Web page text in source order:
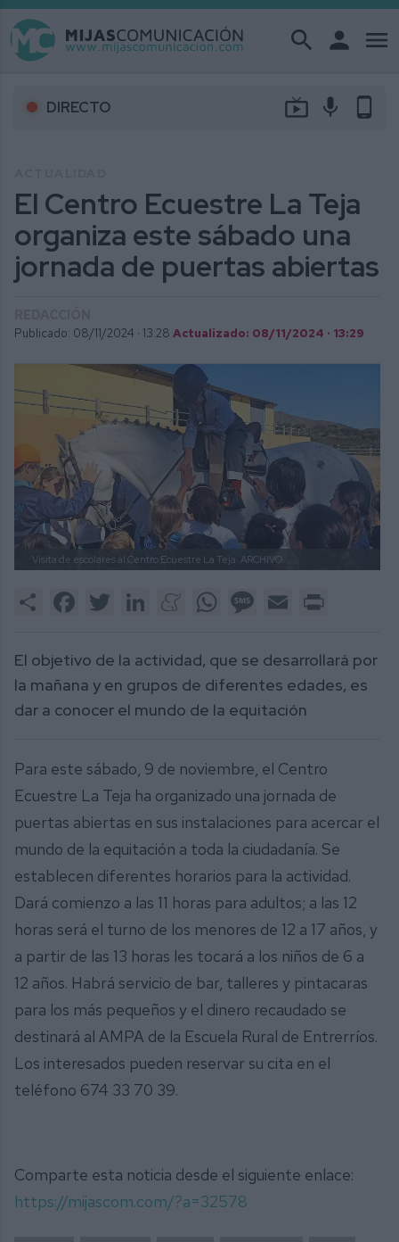
search person menu
DIRECTO live_tv mic phone_android
El Centro Ecuestre La Teja
organiza este sábado una
jornada de puertas abiertas
Publicado: 08/11/2024 · 13:28 Actualizado: 08/11/2024 · 13:29
Visita de escolares al Centro Ecuestre La Teja. ARCHIVO.
Share FacebookTwitter LinkedInMeneameWhatsAppMessage
Email
El objetivo de la actividad, que se desarrollará por
la mañana y en grupos de diferentes edades, es
dar a conocer el mundo de la equitación
Para este sábado, 9 de noviembre, el Centro
Ecuestre La Teja ha organizado una jornada de
puertas abiertas en sus instalaciones para acercar el
mundo de la equitación a toda la ciudadanía. Se
establecen diferentes horarios para la actividad.
Dará comienzo a las 11 horas para adultos; a las 12
horas será el turno de los menores de 12 a 17 años, y
a partir de las 13 horas les tocará a los niños de 6 a
12 años. Habrá servicio de bar, talleres y pintacaras
para los más pequeños y el dinero recaudado se
destinará al AMPA de la Escuela Rural de Entrerríos.
Los interesados pueden reservar su cita en el
teléfono 674 33 70 39.
Comparte esta noticia desde el siguiente enlace:
https://mijascom.com/?a=32578